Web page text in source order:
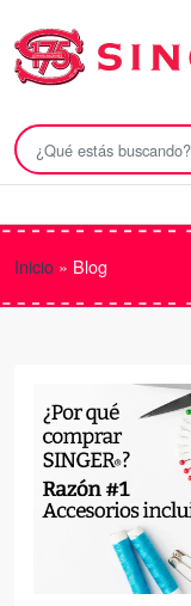
Inicio » Blog